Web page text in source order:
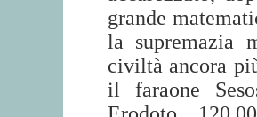
grande
la supremazia
civiltà ancora
il faraone